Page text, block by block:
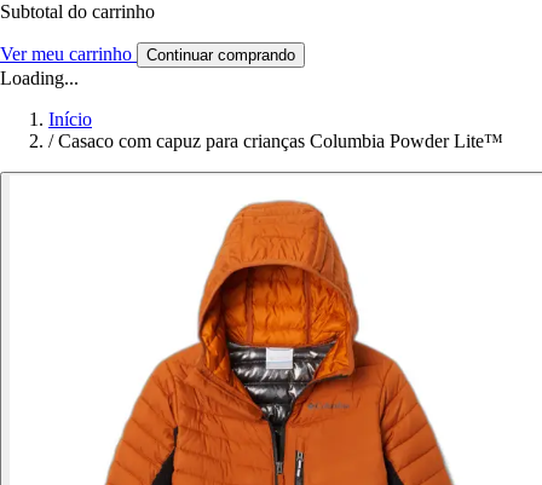
Subtotal do carrinho
Ver meu carrinho Continuar comprando
Loading...
Início
/ Casaco com capuz para crianças Columbia Powder Lite™